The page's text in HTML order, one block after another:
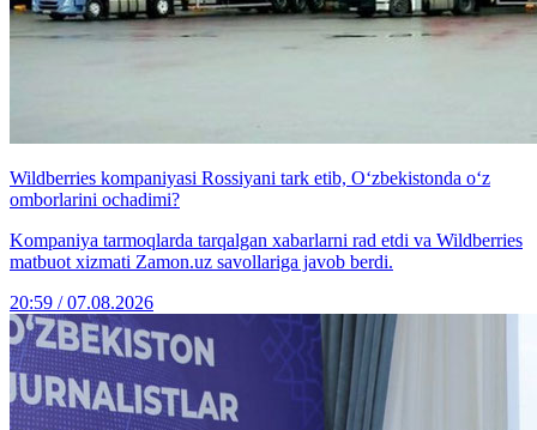
Wildberries kompaniyasi Rossiyani tark etib, O‘zbekistonda o‘z
omborlarini ochadimi?
Kompaniya tarmoqlarda tarqalgan xabarlarni rad etdi va Wildberries
matbuot xizmati Zamon.uz savollariga javob berdi.
20:59 / 07.08.2026